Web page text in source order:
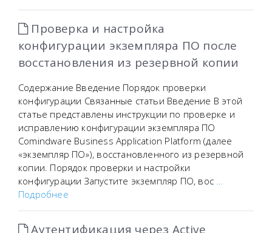
Проверка и настройка
конфигурации экземпляра ПО после
восстановления из резервной копии
Содержание Введение Порядок проверки
конфигурации Связанные статьи Введение В этой
статье представлены инструкции по проверке и
исправлению конфигурации экземпляра ПО
Comindware Business Application Platform (далее
«экземпляр ПО»), восстановленного из резервной
копии. Порядок проверки и настройки
конфигурации Запустите экземпляр ПО, вос …
Подробнее
Аутентификация через Active